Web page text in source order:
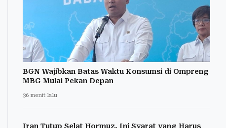
BGN Wajibkan Batas Waktu Konsumsi di Ompreng
MBG Mulai Pekan Depan
36 menit lalu
Iran Tutup Selat Hormuz, Ini Syarat yang Harus